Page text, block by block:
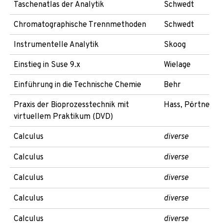
Taschenatlas der Analytik
Schwedt
Chromatographische Trennmethoden
Schwedt
Instrumentelle Analytik
Skoog
Einstieg in Suse 9.x
Wielage
Einführung in die Technische Chemie
Behr
Praxis der Bioprozesstechnik mit
virtuellem Praktikum (DVD)
Hass, Pörtner
Calculus diverse
Calculus diverse
Calculus diverse
Calculus diverse
Calculus diverse